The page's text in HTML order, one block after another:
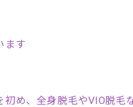
ます
初め、全身脱毛やVIO脱毛